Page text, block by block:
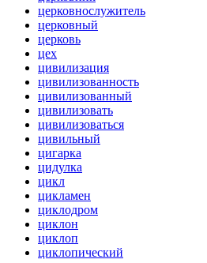
церковнослужитель
церковный
церковь
цех
цивилизация
цивилизованность
цивилизованный
цивилизовать
цивилизоваться
цивильный
цигарка
цидулка
цикл
цикламен
циклодром
циклон
циклоп
циклопический